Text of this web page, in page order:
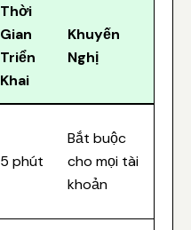
Thời
Gian
Triển
Khai
Khuyến
Nghị
5 phút
Bắt buộc
cho mọi tài
khoản